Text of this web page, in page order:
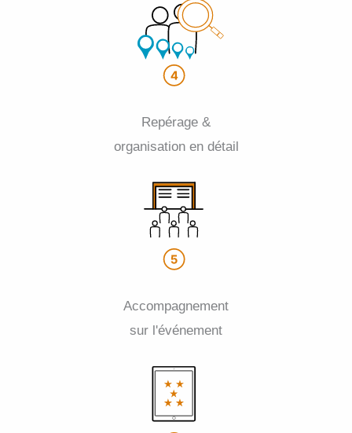
Repérage &
organisation en détail
Accompagnement
sur l'événement